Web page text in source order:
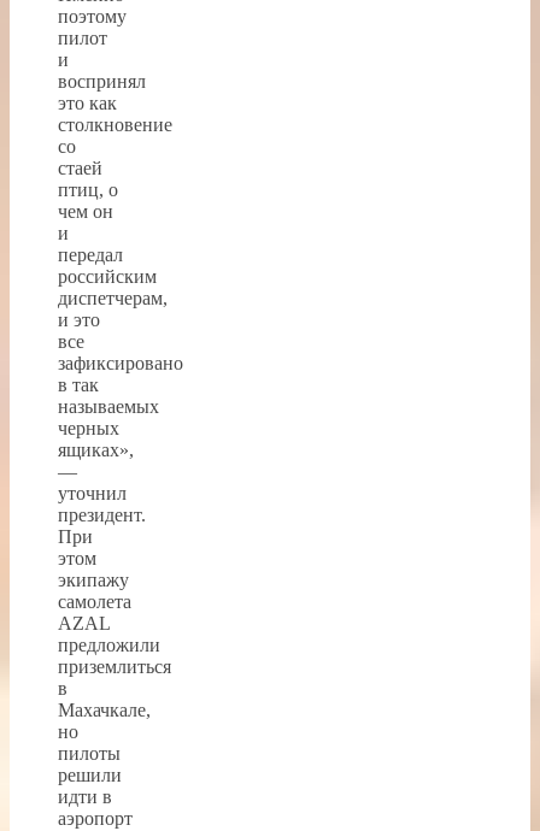
поэтому
пилот
и
воспринял
это как
столкновение
со
стаей
птиц, о
чем он
и
передал
российским
диспетчерам,
и это
все
зафиксировано
в так
называемых
черных
ящиках»,
—
уточнил
президент.
При
этом
экипажу
самолета
AZAL
предложили
приземлиться
в
Махачкале,
но
пилоты
решили
идти в
аэропорт